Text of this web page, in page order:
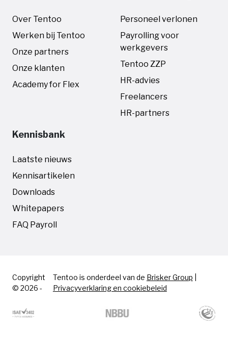
Over Tentoo
Werken bij Tentoo
Onze partners
Onze klanten
Academy for Flex
Personeel verlonen
Payrolling voor
werkgevers
Tentoo ZZP
HR-advies
Freelancers
HR-partners
Kennisbank
Laatste nieuws
Kennisartikelen
Downloads
Whitepapers
FAQ Payroll
Copyright
© 2026 -
Tentoo is onderdeel van de Brisker Group
Privacyverklaring en cookiebeleid